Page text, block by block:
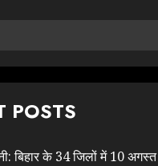
POSTS
बिहार के 34 जिलों में 10